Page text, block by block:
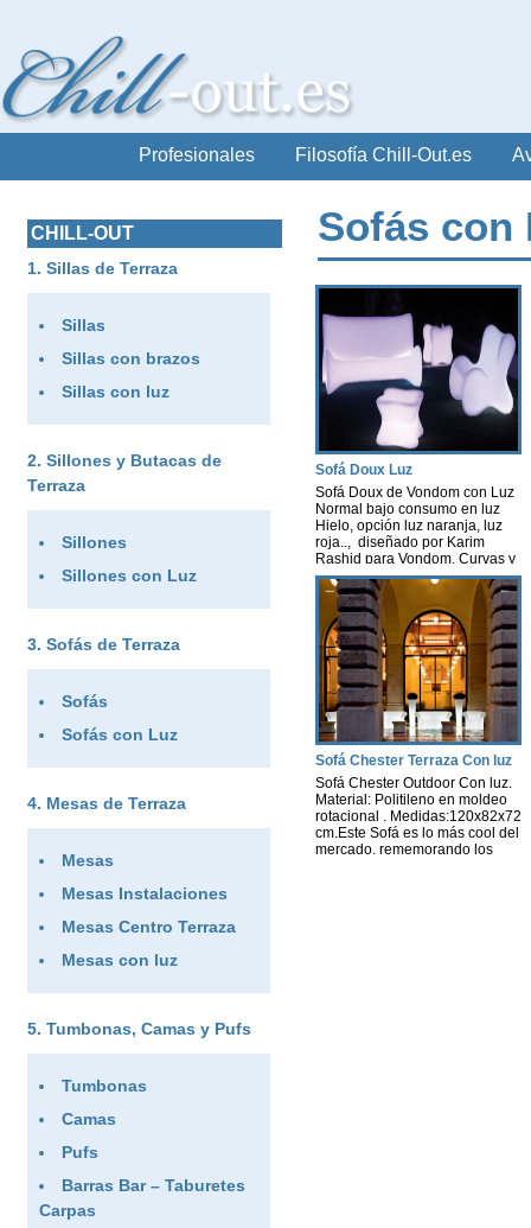
Profesionales Filosofía Chill-Out.es
Sofás con
Sofá Doux Luz
Sofá Doux de Vondom con Luz
Normal bajo consumo en luz
Hielo, opción luz naranja, luz
roja.., diseñado por Karim
Rashid para Vondom. Curvas y
curvas futurista es lo que tiene
este sofá, además de una
buena sentada para descansar.
Uso interior y exterior.Ncesita
estar conectado a un punto de
luz.Medidas 180X92X89 cm
Opción Luz Leds […]
Sofá Chester Terraza Con luz
Sofá Chester Outdoor Con luz.
Material: Politileno en moldeo
rotacional . Medidas:120x82x72
cm.Este Sofá es lo más cool del
mercado, rememorando los
CHILL-OUT
Sillas de Terraza
Sillas
Sillas con brazos
Sillas con luz
Sillones y Butacas de
Terraza
Sillones
Sillones con Luz
Sofás de Terraza
Sofás
Sofás con Luz
Mesas de Terraza
Mesas
Mesas Instalaciones
Mesas Centro Terraza
Mesas con luz
Tumbonas, Camas y Pufs
Tumbonas
Camas
Pufs
Barras Bar – Taburetes
Carpas